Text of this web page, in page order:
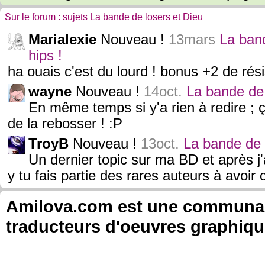
Sur le forum : sujets La bande de losers et Dieu
Marialexie Nouveau ! 13mars La
hips !
ha ouais c'est du lourd ! bonus +2 de
wayne Nouveau ! 14oct. La bande
En même temps si y'a rien à redire ;
de la rebosser ! :P
TroyB Nouveau ! 13oct. La bande
Un dernier topic sur ma BD et après
y tu fais partie des rares auteurs à avoir
Amilova.com est une
traducteurs d'oeuvres